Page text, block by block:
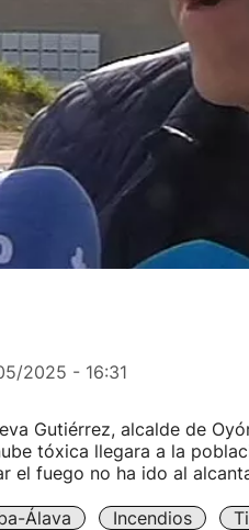
2025 - 16:31
Gutiérrez, alcalde de
tóxica llegara a la
el fuego no ha ido al
Álava Incendios